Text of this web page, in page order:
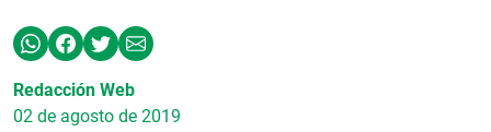
Redacción Web
02 de agosto de 2019